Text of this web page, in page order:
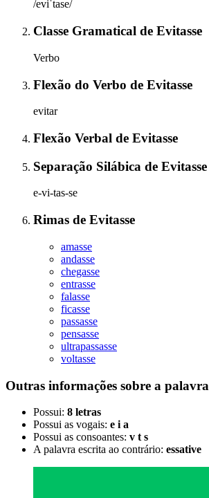
/eviˈtase/
Classe Gramatical de Evitasse
Verbo
Flexão do Verbo de Evitasse
evitar
Flexão Verbal de Evitasse
Separação Silábica de Evitasse
e-vi-tas-se
Rimas de Evitasse
amasse
andasse
chegasse
entrasse
falasse
ficasse
passasse
pensasse
ultrapassasse
voltasse
Outras informações sobre a palavra
Possui: 8 letras
Possui as vogais: e i a
Possui as consoantes: v t s
A palavra escrita ao contrário: essative